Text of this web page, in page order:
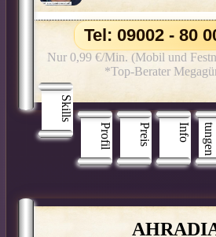
Skills
Profil
Preis Info n
Tel: 09002 - 80
Nur 0,99 €/Min. (Mobil und
*Top-Berater